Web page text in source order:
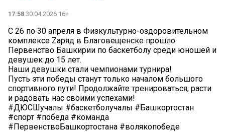
17:58 30.04.2026 16+
С 26 по 30 апреля в Физкультурно-оздоровительном
комплексе Zаряд в Благовещенске прошло
Первенство Башкирии по баскетболу среди юношей и
девушек до 15 лет.
Наши девушки стали чемпионами турнира!
Пусть эти победы станут только началом большого
спортивного пути! Продолжайте тренироваться, расти
и радовать нас своими успехами!
#ДЮСШучалы #баскетболучалы #Башкортостан
#спорт #победа #команда
#ПервенствоБашкортостана #волякопобеде